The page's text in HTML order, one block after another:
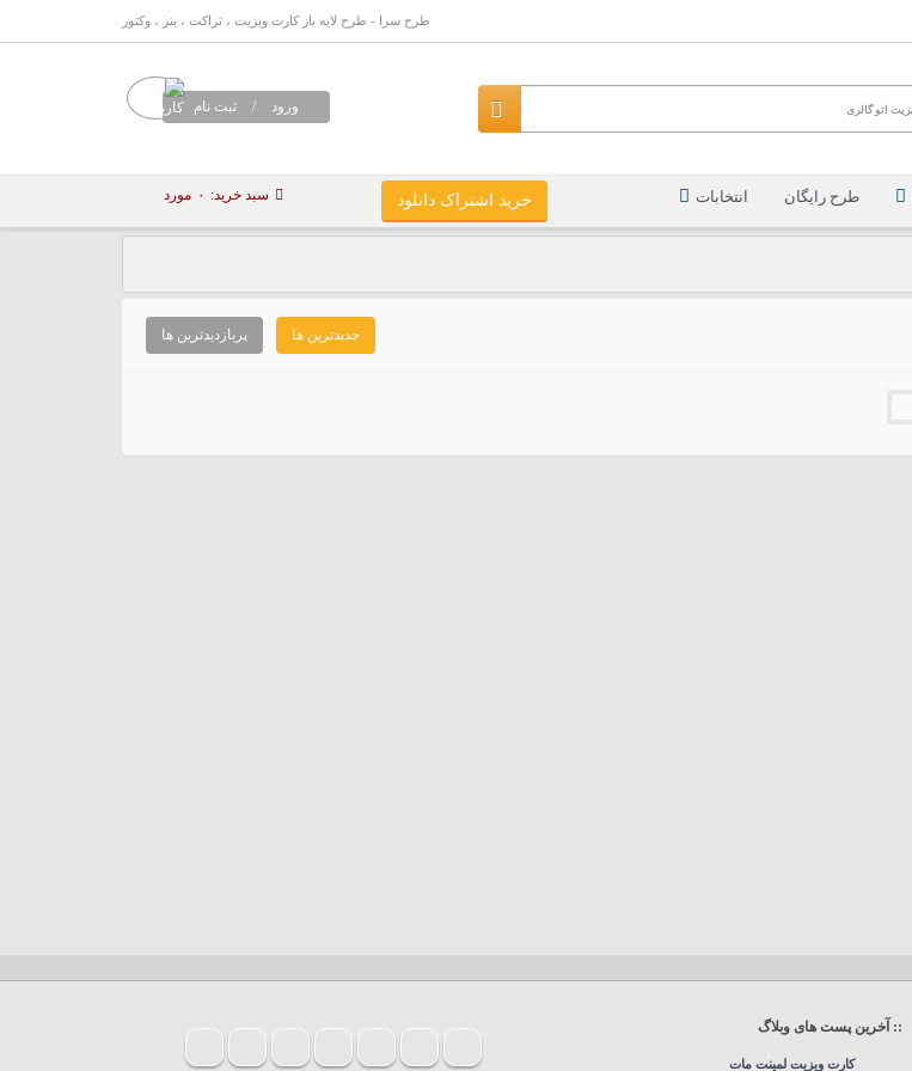
طرح سرا - طرح لایه باز کارت ویزیت ، تراکت ، بنر ، وکتور
ورود / ثبت نام
طرح رایگان انتخابات خرید اشتراک دانلود سبد خرید: ۰ مورد
جدیدترین ها پربازدیدترین ها
:: آخرین پست های وبلاگ
کارت ویزیت لمینت مات